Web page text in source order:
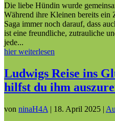
Die liebe Hündin wurde
Während ihre Kleinen bereits ein
Saga immer noch darauf, dass
ist eine freundliche, zutrauliche
jede...
hier weiterlesen
Ludwigs Reise ins
hilfst du ihm
von ninaH4A | 18. April 2025 |